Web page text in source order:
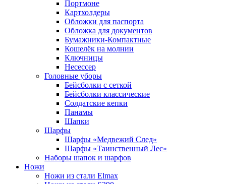
Портмоне
Картхолдеры
Обложки для паспорта
Обложка для документов
Бумажники-Компактные
Кошелёк на молнии
Ключницы
Несессер
Головные уборы
Бейсболки с сеткой
Бейсболки классические
Солдатские кепки
Панамы
Шапки
Шарфы
Шарфы «Медвежий След»
Шарфы «Таинственный Лес»
Наборы шапок и шарфов
Ножи
Ножи из стали Elmax